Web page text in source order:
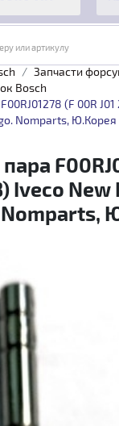
или артикулу
Топливная
Запчасти
Bosch
(F 00R
Nomparts, Ю.Корея
Iveco